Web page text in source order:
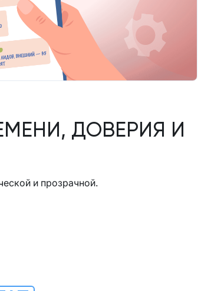
ДОВЕРИЯ И
и прозрачной.